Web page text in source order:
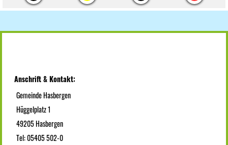
Anschrift & Kontakt:
Gemeinde Hasbergen
Hüggelplatz 1
49205 Hasbergen
Tel: 05405 502-0